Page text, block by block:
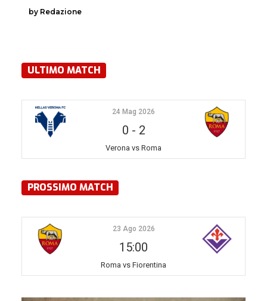
by Redazione
ULTIMO MATCH
24 Mag 2026
0 - 2
Verona vs Roma
PROSSIMO MATCH
23 Ago 2026
15:00
Roma vs Fiorentina